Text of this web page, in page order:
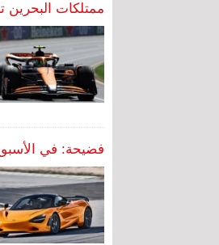
ممتلكات البحرين
فضيحة: في الأسبوع الذي